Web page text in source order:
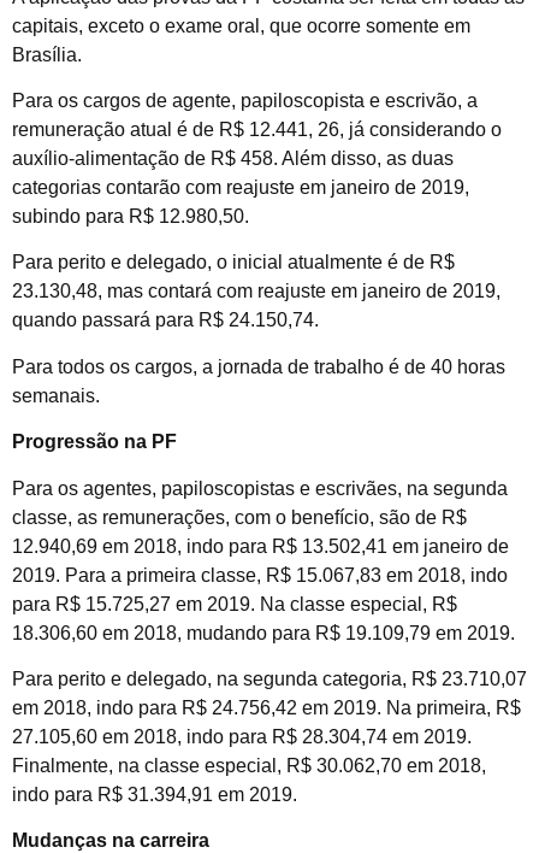
capitais, exceto o exame oral, que ocorre somente em
Brasília.
Para os cargos de agente, papiloscopista e escrivão, a
remuneração atual é de R$ 12.441, 26, já considerando o
auxílio-alimentação de R$ 458. Além disso, as duas
categorias contarão com reajuste em janeiro de 2019,
subindo para R$ 12.980,50.
Para perito e delegado, o inicial atualmente é de R$
23.130,48, mas contará com reajuste em janeiro de 2019,
quando passará para R$ 24.150,74.
Para todos os cargos, a jornada de trabalho é de 40 horas
semanais.
Progressão na PF
Para os agentes, papiloscopistas e escrivães, na segunda
classe, as remunerações, com o benefício, são de R$
12.940,69 em 2018, indo para R$ 13.502,41 em janeiro de
2019. Para a primeira classe, R$ 15.067,83 em 2018, indo
para R$ 15.725,27 em 2019. Na classe especial, R$
18.306,60 em 2018, mudando para R$ 19.109,79 em 2019.
Para perito e delegado, na segunda categoria, R$ 23.710,07
em 2018, indo para R$ 24.756,42 em 2019. Na primeira, R$
27.105,60 em 2018, indo para R$ 28.304,74 em 2019.
Finalmente, na classe especial, R$ 30.062,70 em 2018,
indo para R$ 31.394,91 em 2019.
Mudanças na carreira